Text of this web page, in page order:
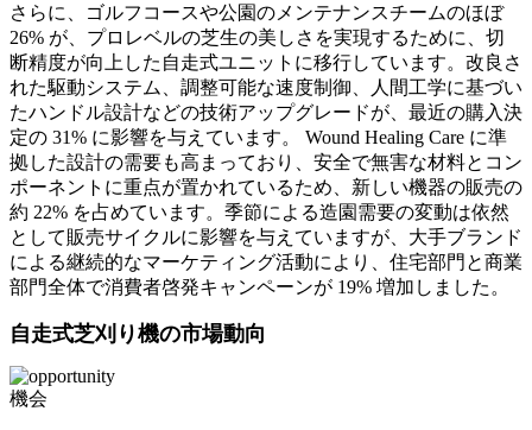
さらに、ゴルフコースや公園のメンテナンスチームのほぼ
26% が、プロレベルの芝生の美しさを実現するために、切
断精度が向上した自走式ユニットに移行しています。改良さ
れた駆動システム、調整可能な速度制御、人間工学に基づい
たハンドル設計などの技術アップグレードが、最近の購入決
定の 31% に影響を与えています。 Wound Healing Care に準
拠した設計の需要も高まっており、安全で無害な材料とコン
ポーネントに重点が置かれているため、新しい機器の販売の
約 22% を占めています。季節による造園需要の変動は依然
として販売サイクルに影響を与えていますが、大手ブランド
による継続的なマーケティング活動により、住宅部門と商業
部門全体で消費者啓発キャンペーンが 19% 増加しました。
自走式芝刈り機の市場動向
機会